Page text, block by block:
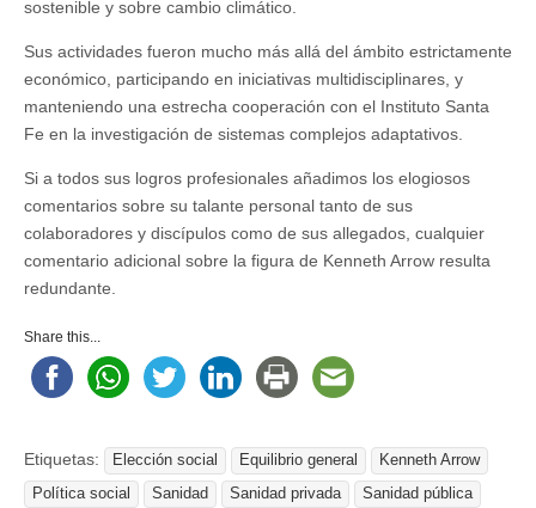
sostenible y sobre cambio climático.
Sus actividades fueron mucho más allá del ámbito estrictamente
económico, participando en iniciativas multidisciplinares, y
manteniendo una estrecha cooperación con el Instituto Santa
Fe en la investigación de sistemas complejos adaptativos.
Si a todos sus logros profesionales añadimos los elogiosos
comentarios sobre su talante personal tanto de sus
colaboradores y discípulos como de sus allegados, cualquier
comentario adicional sobre la figura de Kenneth Arrow resulta
redundante.
Share this...
Etiquetas: Elección social Equilibrio general
Kenneth Arrow
Política social
Sanidad Sanidad privada
Sanidad pública